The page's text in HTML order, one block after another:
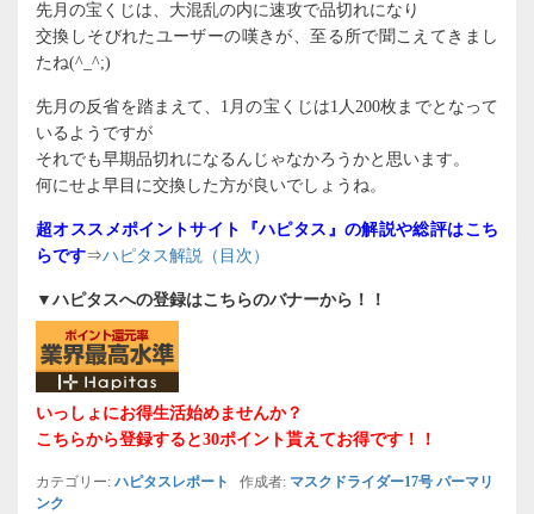
先月の宝くじは、大混乱の内に速攻で品切れになり
交換しそびれたユーザーの嘆きが、至る所で聞こえてきまし
たね(^_^;)
先月の反省を踏まえて、1月の宝くじは1人200枚までとなって
いるようですが
それでも早期品切れになるんじゃなかろうかと思います。
何にせよ早目に交換した方が良いでしょうね。
超オススメポイントサイト『ハピタス』の解説や総評はこち
らです⇒ハピタス解説（目次）
▼ハピタスへの登録はこちらのバナーから！！
いっしょにお得生活始めませんか？
こちらから登録すると30ポイント貰えてお得です！！
カテゴリー: ハピタスレポート 作成者: マスクドライダー17号 パーマリ
ンク